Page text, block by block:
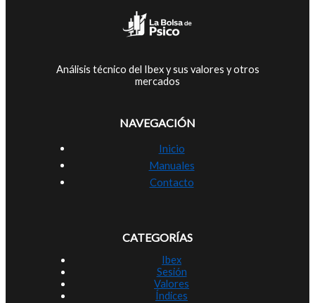
Análisis técnico del Ibex y sus valores y otros
mercados
NAVEGACIÓN
Inicio
Manuales
Contacto
CATEGORÍAS
Ibex
Sesión
Valores
Índices